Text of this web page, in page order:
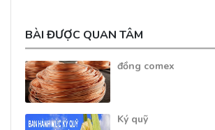
BÀI ĐƯỢC QUAN TÂM
đồng comex
Ký quỹ